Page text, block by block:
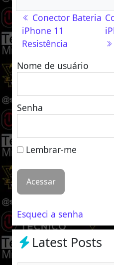
Navegação de
Conector Bateria
iPhone 11
Resistência
Nome de usuário
Senha
Lembrar-me
Esqueci a senha
Latest Posts